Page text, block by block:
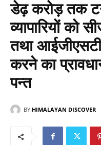
डेढ़ करोड़ तक
व्यापारियों को
तथा आईजीएसटी
करने का
पन्त
BY HIMALAYAN DISCOVER